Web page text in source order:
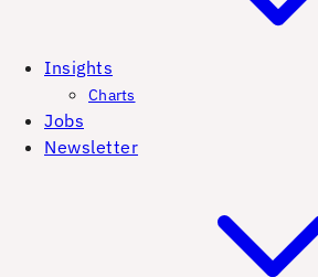
Insights
Charts
Jobs
Newsletter